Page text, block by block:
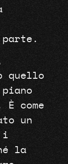
parte.
quello
come
un
i
la